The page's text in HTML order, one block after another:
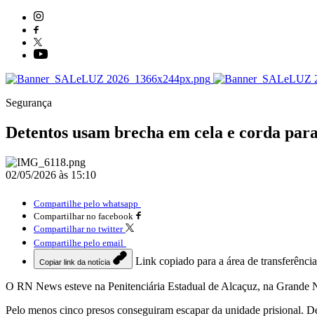
Segurança
Detentos usam brecha em cela e corda
02/05/2026 às 15:10
Compartilhe pelo whatsapp
Compartilhar no facebook
Compartilhar no twitter
Compartilhe pelo email
Copiar link da notícia Link copiado para a área de transferência
O RN News esteve na Penitenciária Estadual de Alcaçuz, na Grande
Pelo menos cinco presos conseguiram escapar da unidade prisional.